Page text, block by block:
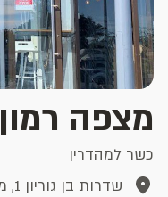
מצפה רמון
כשר למהדרין
שדרות בן גוריון 1, מצפה רמון